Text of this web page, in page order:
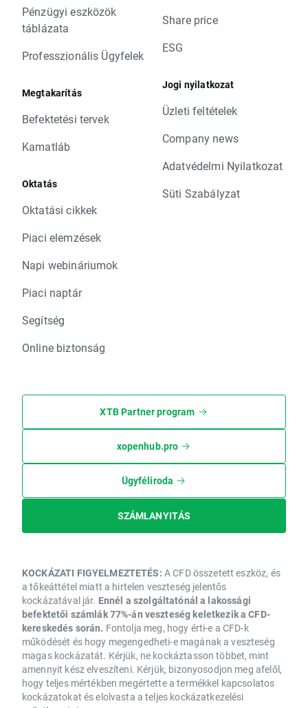
Pénzügyi eszközök
táblázata
Professzionális Ügyfelek
Megtakarítás
Befektetési tervek
Kamatláb
Oktatás
Oktatási cikkek
Piaci elemzések
Napi webináriumok
Piaci naptár
Segítség
Online biztonság
Share price
ESG
Jogi nyilatkozat
Üzleti feltételek
Company news
Adatvédelmi Nyilatkozat
Süti Szabályzat
XTB Partner program
xopenhub.pro
Ügyféliroda
SZÁMLANYITÁS
KOCKÁZATI FIGYELMEZTETÉS: A CFD összetett eszköz, és
a tőkeáttétel miatt a hirtelen veszteség jelentős
kockázatával jár. Ennél a szolgáltatónál a lakossági
befektetői számlák 77%-án veszteség keletkezik a CFD-
kereskedés során. Fontolja meg, hogy érti-e a CFD-k
működését és hogy megengedheti-e magának a veszteség
magas kockázatát. Kérjük, ne kockáztasson többet, mint
amennyit kész elveszíteni. Kérjük, bizonyosodjon meg afelől,
hogy teljes mértékben megértette a termékkel kapcsolatos
kockázatokat és elolvasta a teljes kockázatkezelési